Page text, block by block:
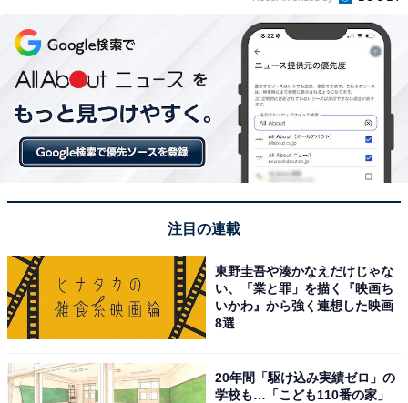
東京美術館案内 (マップル)
Amazonで見る
この記事の筆者：福島 ゆき プロフィール
アニメや漫画のレビュー、エンタメトピックスなどを中
心に、オールジャンルで執筆中のライター。時々、店舗
取材などのリポート記事も担当。All AboutおよびAll
About ニュースでのライター歴は5年。
注目の連載
東野圭吾や湊かなえだけじゃな
い、「業と罪」を描く『映画ち
いかわ』から強く連想した映画
8選
20年間「駆け込み実績ゼロ」の
学校も…「こども110番の家」